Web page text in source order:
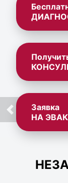
Заявка
НА